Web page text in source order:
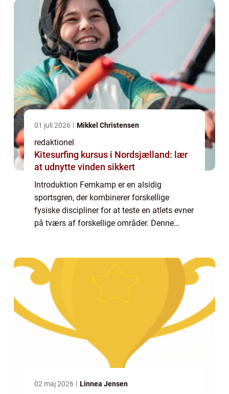
01 juli 2026 Mikkel Christensen
redaktionel
Kitesurfing kursus i Nordsjælland: lær
at udnytte vinden sikkert
Introduktion Femkamp er en alsidig
sportsgren, der kombinerer forskellige
fysiske discipliner for at teste en atlets evner
på tværs af forskellige områder. Denne
s...
02 maj 2026 Linnea Jensen